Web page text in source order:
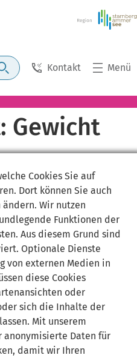
Kontakt Menü
Gewicht
Cookies Sie auf
Dort können Sie auch
Wir nutzen
Funktionen der
Aus diesem Grund sind
Optionale Dienste
von externen Medien in
diese Cookies
oder
sich die Inhalte der
Mit unserem
Daten für
damit wir Ihren